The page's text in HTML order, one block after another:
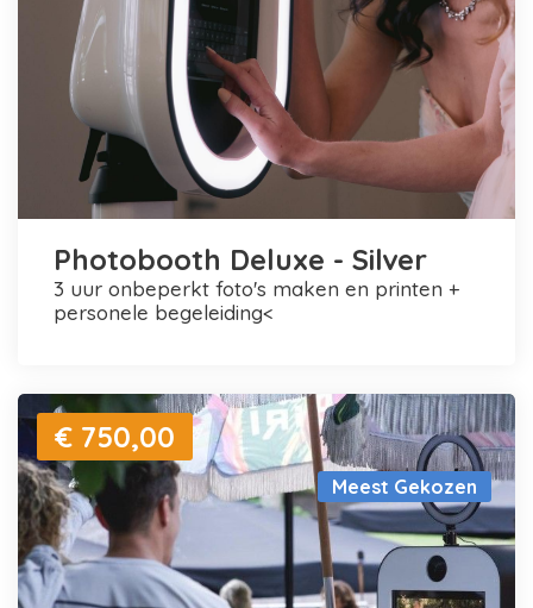
Photobooth Deluxe - Silver
3 uur onbeperkt foto's maken en printen +
personele begeleiding<
Meest Gekozen
€ 750,00